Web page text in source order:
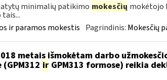
minimalių patikimo mokesčių mokėtojo
ir paramos mokestis Pagrindinis: Mokesčių
metais išmokėtam darbo
irGPM313 formose) reikia